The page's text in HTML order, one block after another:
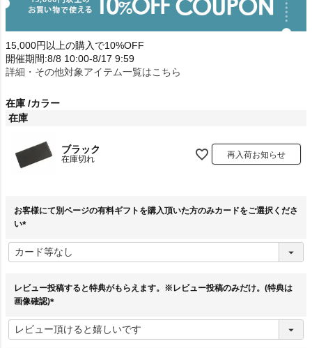
15,000円以上の購入で10%OFF
開催期間:8/8 10:00-8/17 9:59
詳細・その他対象アイテム一覧はこちら
在庫 カラー
在庫
ブラック
在庫切れ 再入荷お知らせ
お客様にて別ページの有料ギフトを購入頂いた方のみカードをご選択くださ
い
必
須
レビュー投稿すると特典がもらえます。※レビュー投稿のみだけ。(特典は
画像確認)
必
須